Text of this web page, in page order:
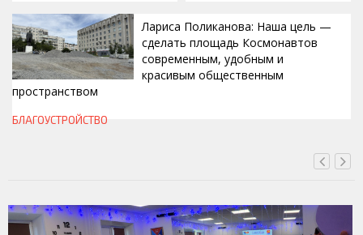
Лариса Поликанова: Наша цель —
сделать площадь Космонавтов
современным, удобным и
красивым общественным
пространством
БЛАГОУСТРОЙСТВО